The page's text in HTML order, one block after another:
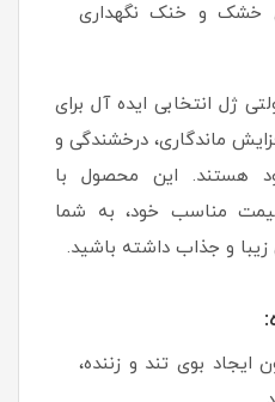
خشک و خنک نگهداری
) 15 میل مولتی ژل انتخابی ایده آل برای
ماندگاری، درخشندگی و
هستند. این محصول با
مناسب خود، به شما
و جذاب داشته باشید.
بوی تند و زننده،